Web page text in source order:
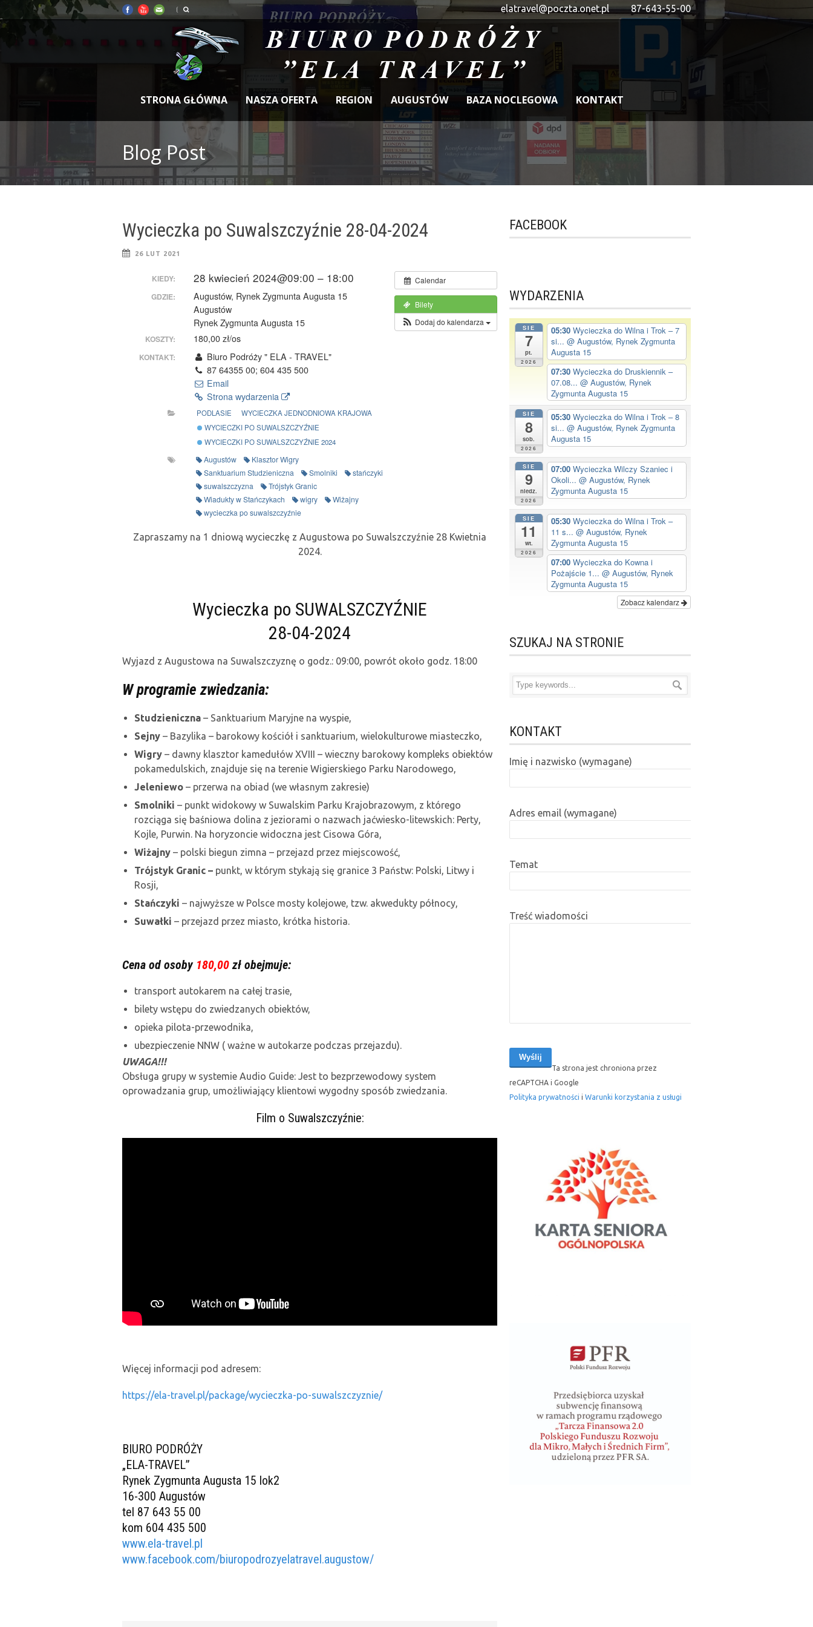
elatravel@poczta.onet.pl 87-643-55-00
STRONA GŁÓWNA NASZA OFERTA REGION AUGUSTÓW BAZA NOCLEGOWA KONTAKT
Blog Post
Wycieczka po Suwalszczyźnie 28-04-2024
26 LUT 2021
Calendar
Bilety
Dodaj do kalendarza
KIEDY: 28 kwiecień 2024@09:00 – 18:00
GDZIE:
Augustów, Rynek Zygmunta Augusta 15
Augustów
Rynek Zygmunta Augusta 15
KOSZTY: 180,00 zł/os
KONTAKT:
Biuro Podróży " ELA - TRAVEL"
87 64355 00; 604 435 500
Email
Strona wydarzenia
PODLASIE
WYCIECZKA JEDNODNIOWA KRAJOWA
WYCIECZKI PO SUWALSZCZYŹNIE
WYCIECZKI PO SUWALSZCZYŹNIE 2024
Augustów
Klasztor Wigry
Sanktuarium Studzieniczna
Smolniki
stańczyki
suwalszczyzna
Trójstyk Granic
Wiadukty w Stańczykach
wigry
Wiżajny
wycieczka po suwalszczyźnie
Zapraszamy na 1 dniową wycieczkę z Augustowa po Suwalszczyźnie 28 Kwietnia
2024.
Wycieczka po SUWALSZCZYŹNIE
28-04-2024
Wyjazd z Augustowa na Suwalszczyznę o godz.: 09:00, powrót około godz. 18:00
W programie zwiedzania:
Studzieniczna – Sanktuarium Maryjne na wyspie,
Sejny – Bazylika – barokowy kościół i sanktuarium, wielokulturowe miasteczko,
Wigry – dawny klasztor kamedułów XVIII – wieczny barokowy kompleks obiektów
pokamedulskich, znajduje się na terenie Wigierskiego Parku Narodowego,
Jeleniewo – przerwa na obiad (we własnym zakresie)
Smolniki – punkt widokowy w Suwalskim Parku Krajobrazowym, z którego
rozciąga się baśniowa dolina z jeziorami o nazwach jaćwiesko-litewskich: Perty,
Kojle, Purwin. Na horyzoncie widoczna jest Cisowa Góra,
Wiżajny – polski biegun zimna – przejazd przez miejscowość,
Trójstyk Granic – punkt, w którym stykają się granice 3 Państw: Polski, Litwy i
Rosji,
Stańczyki – najwyższe w Polsce mosty kolejowe, tzw. akwedukty północy,
Suwałki – przejazd przez miasto, krótka historia.
Cena od osoby 180,00 zł obejmuje:
transport autokarem na całej trasie,
bilety wstępu do zwiedzanych obiektów,
opieka pilota-przewodnika,
ubezpieczenie NNW ( ważne w autokarze podczas przejazdu).
UWAGA!!!
Obsługa grupy w systemie Audio Guide: Jest to bezprzewodowy system
oprowadzania grup, umożliwiający klientowi wygodny sposób zwiedzania.
Film o Suwalszczyźnie:
Więcej informacji pod adresem:
https://ela-travel.pl/package/wycieczka-po-suwalszczyznie/
BIURO PODRÓŻY
„ELA-TRAVEL”
Rynek Zygmunta Augusta 15 lok2
16-300 Augustów
tel 87 643 55 00
kom 604 435 500
www.ela-travel.pl
www.facebook.com/biuropodrozyelatravel.augustow/
FACEBOOK
WYDARZENIA
SIE
7
pt.
2026
05:30 Wycieczka do Wilna i Trok – 7
si... @ Augustów, Rynek Zygmunta
Augusta 15
07:30 Wycieczka do Druskiennik –
07.08... @ Augustów, Rynek
Zygmunta Augusta 15
SIE
8
sob.
2026
05:30 Wycieczka do Wilna i Trok – 8
si... @ Augustów, Rynek Zygmunta
Augusta 15
SIE
9
niedz.
2026
07:00 Wycieczka Wilczy Szaniec i
Okoli... @ Augustów, Rynek
Zygmunta Augusta 15
SIE
11
wt.
2026
05:30 Wycieczka do Wilna i Trok –
11 s... @ Augustów, Rynek
Zygmunta Augusta 15
07:00 Wycieczka do Kowna i
Pożajście 1... @ Augustów, Rynek
Zygmunta Augusta 15
Zobacz kalendarz
SZUKAJ NA STRONIE
KONTAKT
Imię i nazwisko (wymagane)
Adres email (wymagane)
Temat
Treść wiadomości
Ta strona jest chroniona przez
reCAPTCHA i Google
Polityka prywatności i Warunki korzystania z usługi